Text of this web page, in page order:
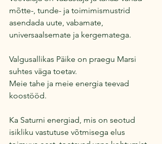
mõtte-, tunde- ja toimimismustrid
asendada uute, vabamate,
universaalsemate ja kergematega.
Valgusallikas Päike on praegu Marsi
suhtes väga toetav.
Meie tahe ja meie energia teevad
koostööd.
Ka Saturni energiad, mis on seotud
isikliku vastutuse võtmisega elus